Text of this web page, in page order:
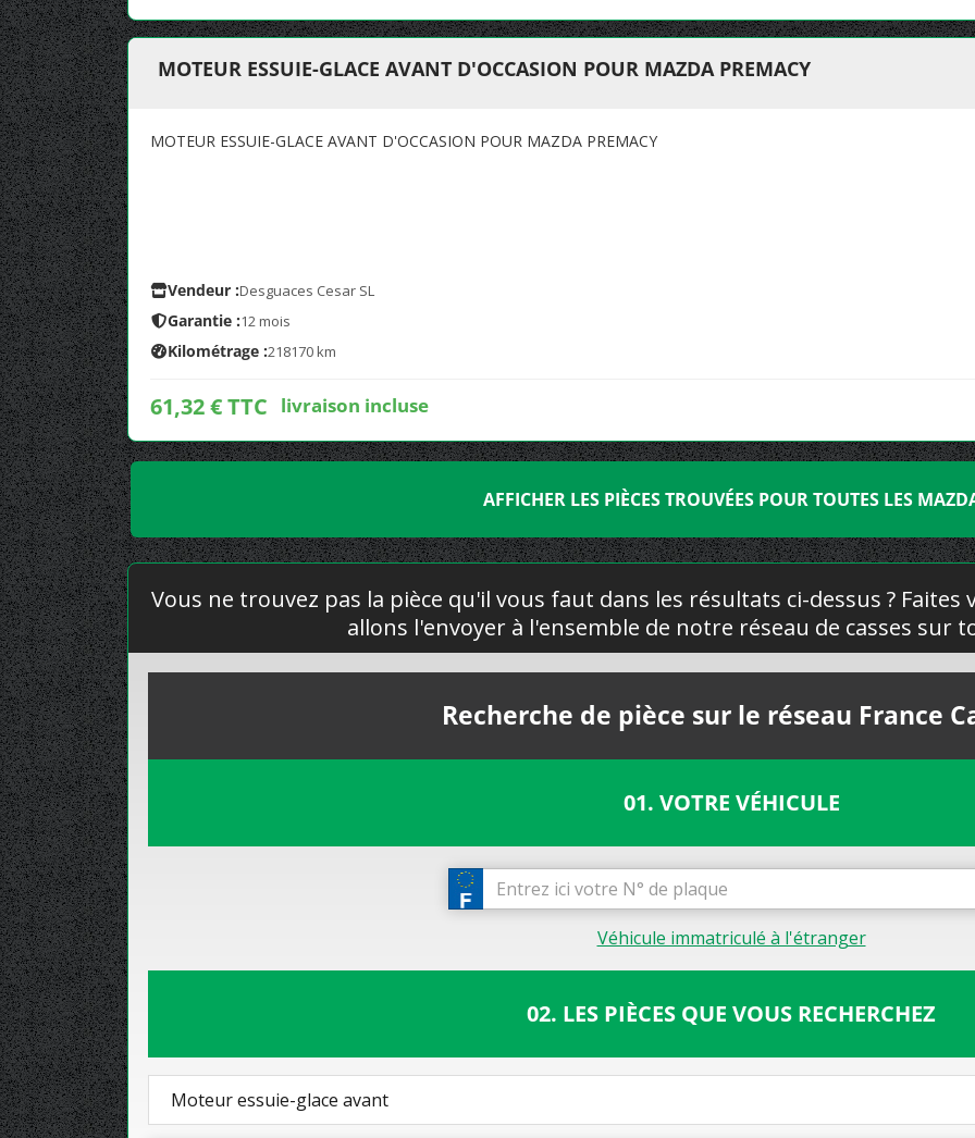
MOTEUR ESSUIE-GLACE AVANT D'OCCASION POUR MAZDA PREMACY
MOTEUR ESSUIE-GLACE AVANT D'OCCASION POUR MAZDA PREMACY
Vendeur :Desguaces Cesar SL
Garantie :12 mois
Kilométrage :218170 km
61,32 € TTC livraison incluse
AFFICHER LES PIÈCES TROUVÉES POUR TOUTES LES
Vous ne trouvez pas la pièce qu'il vous faut dans les résultats ci-dessus ? Faites
allons l'envoyer à l'ensemble de notre réseau de casses sur
Recherche de pièce sur le réseau France
01. VOTRE VÉHICULE
Véhicule immatriculé à l'étranger
02. LES PIÈCES QUE VOUS RECHERCHEZ
Moteur essuie-glace avant